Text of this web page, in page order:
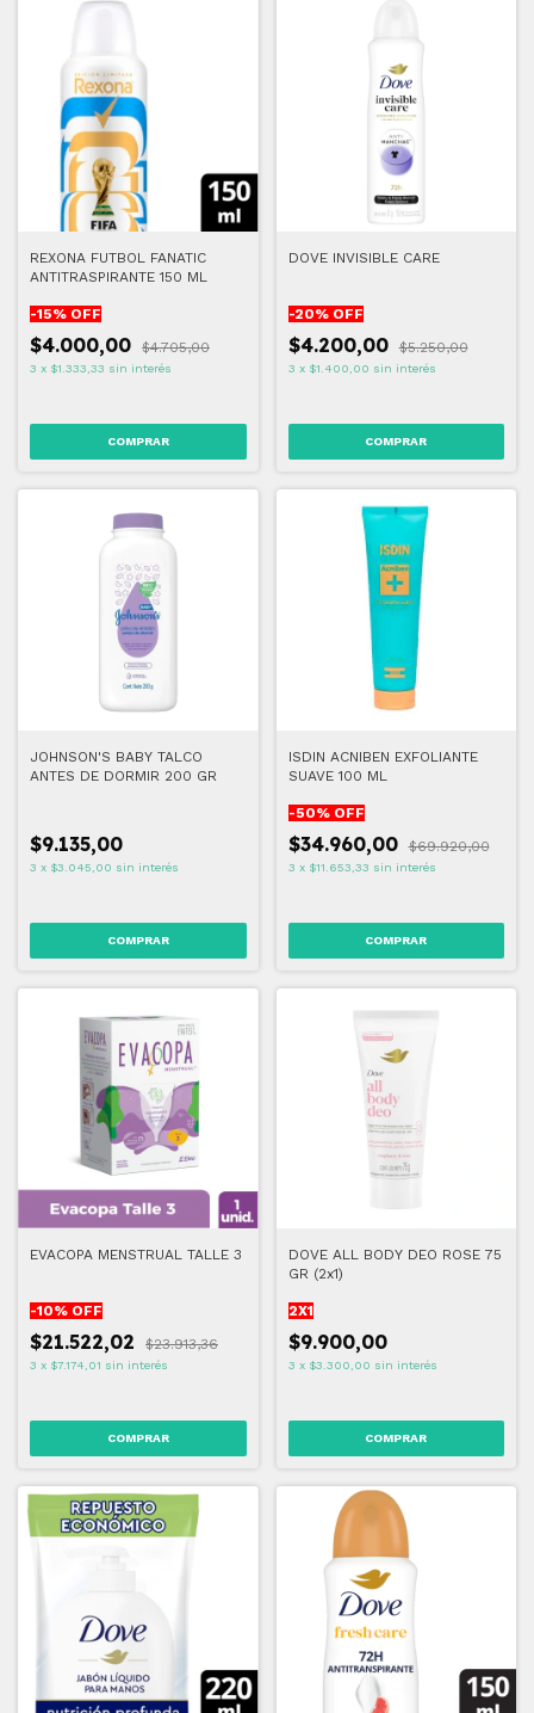
REXONA FUTBOL FANATIC
ANTITRASPIRANTE 150 ML
-15% OFF
$4.000,00 $4.705,00
3 x $1.333,33 sin interés
DOVE INVISIBLE CARE
-20% OFF
$4.200,00 $5.250,00
3 x $1.400,00 sin interés
JOHNSON'S BABY TALCO
ANTES DE DORMIR 200 GR
$9.135,00
3 x $3.045,00 sin interés
ISDIN ACNIBEN EXFOLIANTE
SUAVE 100 ML
-50% OFF
$34.960,00 $69.920,00
3 x $11.653,33 sin interés
EVACOPA MENSTRUAL TALLE 3
-10% OFF
$21.522,02 $23.913,36
3 x $7.174,01 sin interés
COMPRAR
DOVE ALL BODY DEO ROSE 75
GR (2x1)
2X1
$9.900,00
3 x $3.300,00 sin interés